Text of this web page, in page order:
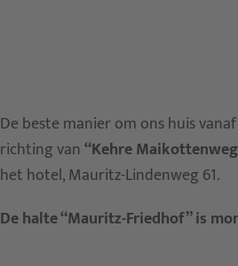
De beste manier om ons huis
richting van“Kehre
het hotel, Mauritz-Lindenweg 61.
De halte “Mauritz-Friedhof” is